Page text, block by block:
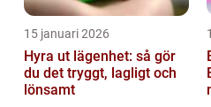
15 januari 2026
Hyra ut lägenhet: så gör
du det tryggt, lagligt och
lönsamt